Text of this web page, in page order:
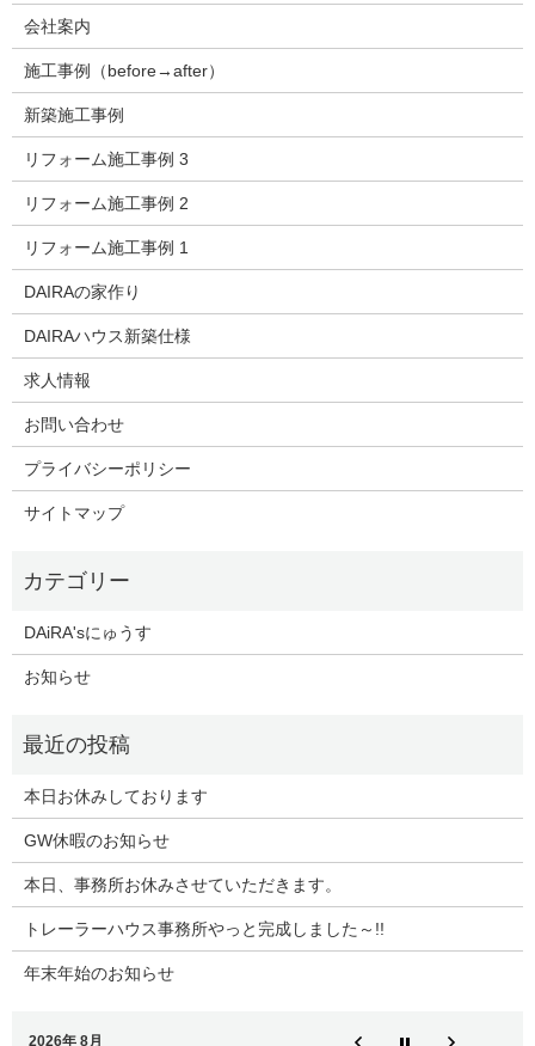
会社案内
施工事例（before→after）
新築施工事例
リフォーム施工事例 3
リフォーム施工事例 2
リフォーム施工事例 1
DAIRAの家作り
DAIRAハウス新築仕様
求人情報
お問い合わせ
プライバシーポリシー
サイトマップ
DAiRA'sにゅうす
お知らせ
本日お休みしております
GW休暇のお知らせ
本日、事務所お休みさせていただきます。
トレーラーハウス事務所やっと完成しました～!!
年末年始のお知らせ
2026年 8月